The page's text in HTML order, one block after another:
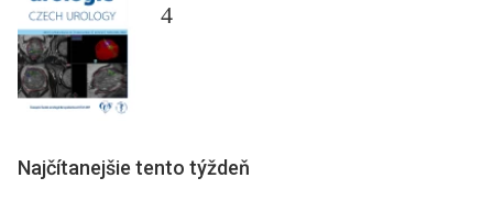
4
Najčítanejšie tento týždeň